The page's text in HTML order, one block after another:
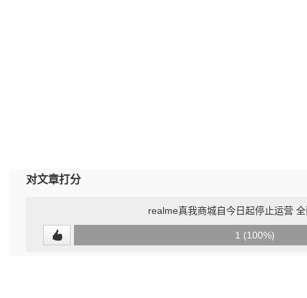
对文章打分
realme真我商城自今日起停止运营
1 (100%)